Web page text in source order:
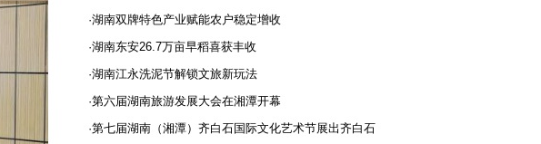
·湖南双牌特色产业赋能农户稳定增收
·湖南东安26.7万亩早稻喜获丰收
·湖南江永洗泥节解锁文旅新玩法
·第六届湖南旅游发展大会在湘潭开幕
·第七届湖南（湘潭）齐白石国际文化艺术节展出齐白石